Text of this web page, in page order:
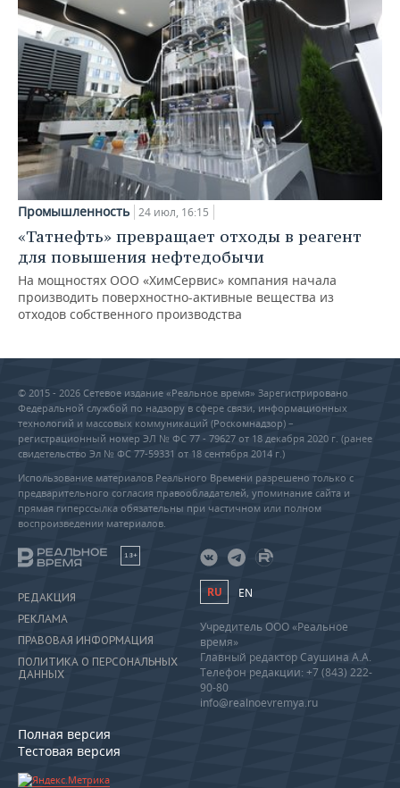
Промышленность 24 июл, 16:15
«Татнефть» превращает отходы в реагент
для повышения нефтедобычи
На мощностях ООО «ХимСервис» компания начала
производить поверхностно-активные вещества из
отходов собственного производства
© 2015 - 2026 Сетевое издание «Реальное время» Зарегистрировано
Федеральной службой по надзору в сфере связи, информационных
технологий и массовых коммуникаций (Роскомнадзор) –
регистрационный номер ЭЛ № ФС 77 - 79627 от 18 декабря 2020 г. (ранее
свидетельство Эл № ФС 77-59331 от 18 сентября 2014 г.)
Использование материалов Реального Времени разрешено только с
предварительного согласия правообладателей, упоминание сайта и
прямая гиперссылка обязательны при частичном или полном
воспроизведении материалов.
18+
РЕДАКЦИЯ
РЕКЛАМА
ПРАВОВАЯ ИНФОРМАЦИЯ
ПОЛИТИКА О ПЕРСОНАЛЬНЫХ
ДАННЫХ
Полная версия
Тестовая версия
RU EN
Учредитель ООО «Реальное
время»
Главный редактор Саушина А.А.
Телефон редакции: +7 (843) 222-
90-80
info@realnoevremya.ru